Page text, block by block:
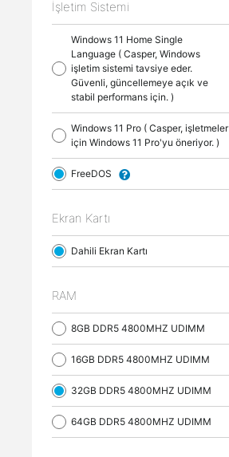
İşletim Sistemi
Windows 11 Home Single
Language ( Casper, Windows
işletim sistemi tavsiye eder.
Güvenli, güncellemeye açık ve
stabil performans için. )
Windows 11 Pro ( Casper, işletmeler
için Windows 11 Pro'yu öneriyor. )
FreeDOS
Ekran Kartı
Dahili Ekran Kartı
RAM
8GB DDR5 4800MHZ UDIMM
16GB DDR5 4800MHZ UDIMM
32GB DDR5 4800MHZ UDIMM
64GB DDR5 4800MHZ UDIMM